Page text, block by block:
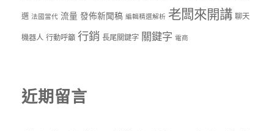
選 法國當代 流量 發佈新聞稿 編輯精選解析 老闆來開講 聊天
機器人 行動呼籲 行銷 長尾關鍵字 關鍵字 電商
近期留言